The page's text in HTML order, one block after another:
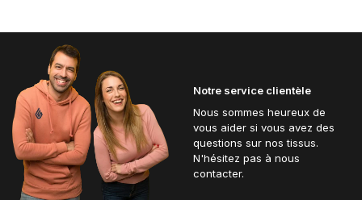
Notre service clientèle
Nous sommes heureux de
vous aider si vous avez des
questions sur nos tissus.
N'hésitez pas à nous
contacter.